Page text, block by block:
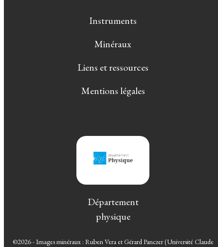
Instruments
Minéraux
Liens et ressources
Mentions légales
Département
physique
©2026 - Images minéraux : Ruben Vera et Gérard Panczer (Université Claude